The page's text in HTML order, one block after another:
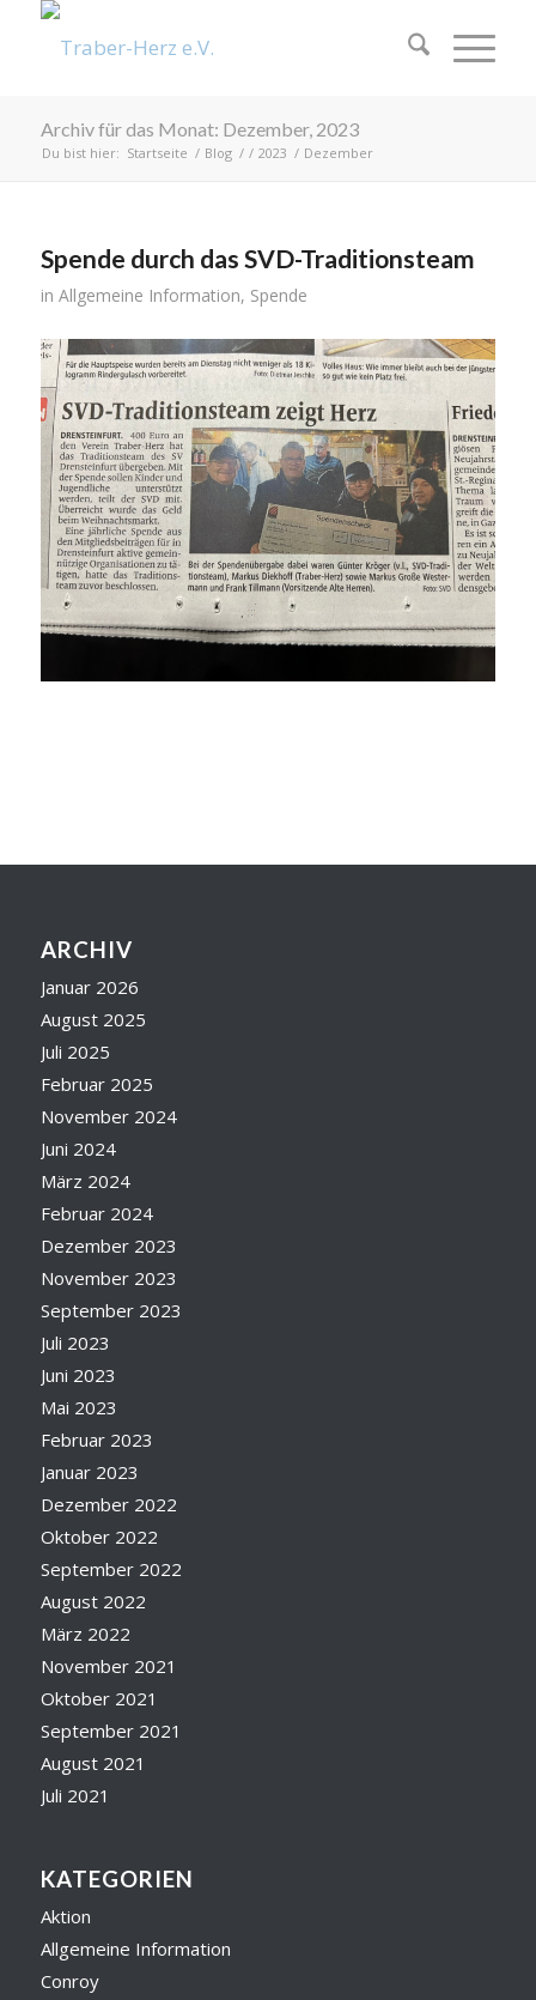
Archiv für das Monat: Dezember, 2023
Du bist hier: Startseite / Blog / / 2023 / Dezember
Spende durch das SVD-Traditionsteam
in Allgemeine Information, Spende
ARCHIV
Januar 2026
August 2025
Juli 2025
Februar 2025
November 2024
Juni 2024
März 2024
Februar 2024
Dezember 2023
November 2023
September 2023
Juli 2023
Juni 2023
Mai 2023
Februar 2023
Januar 2023
Dezember 2022
Oktober 2022
September 2022
August 2022
März 2022
November 2021
Oktober 2021
September 2021
August 2021
Juli 2021
KATEGORIEN
Aktion
Allgemeine Information
Conroy